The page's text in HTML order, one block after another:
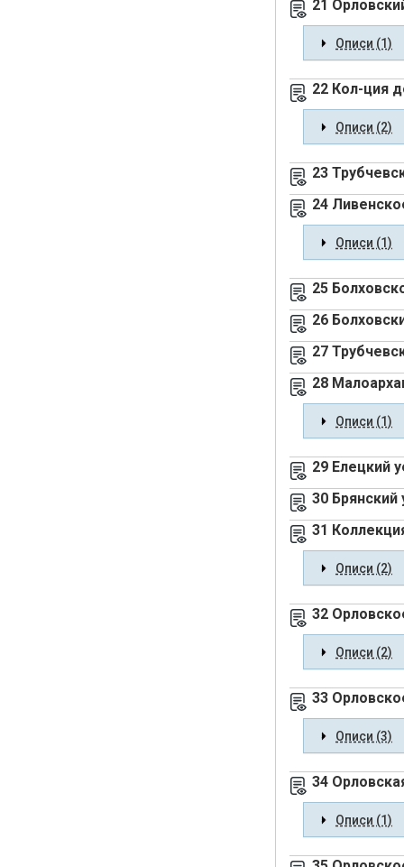
21
Описи (1)
22 Кол-ция
Описи (2)
23
24
Описи (1)
25
26
27
28
Описи (1)
29 Елецкий
30
31
Описи (2)
32
Описи (2)
33
Описи (3)
34
Описи (1)